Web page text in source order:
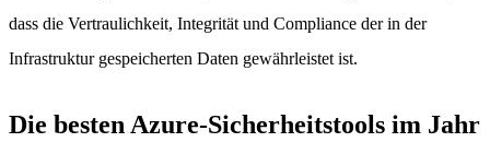
dass die Vertraulichkeit, Integrität und Compliance der in der
Infrastruktur gespeicherten Daten gewährleistet ist.
Die besten Azure-Sicherheitstools im Jahr